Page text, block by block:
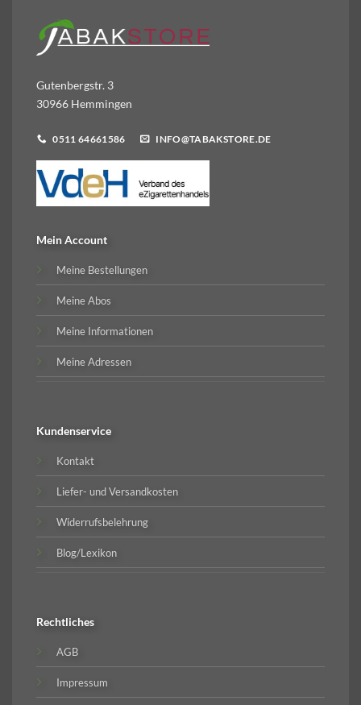
Gutenbergstr. 3
30966 Hemmingen
0511 64661586 INFO@TABAKSTORE.DE
Mein Account
Meine Bestellungen
Meine Abos
Meine Informationen
Meine Adressen
Kundenservice
Kontakt
Liefer- und Versandkosten
Widerrufsbelehrung
Blog/Lexikon
Rechtliches
AGB
Impressum